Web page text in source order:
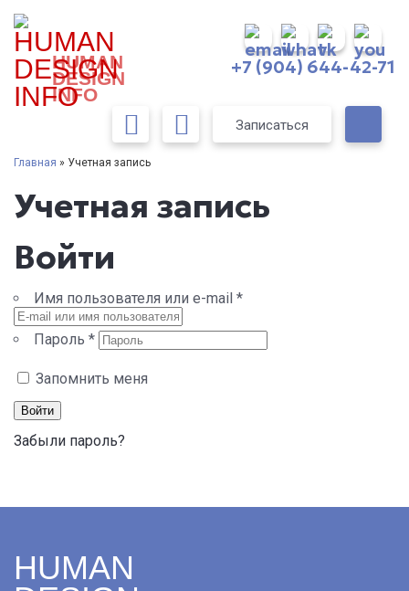
HUMAN
DESIGN
INFO
+7 (904) 644-42-71
Записаться
Главная » Учетная запись
Учетная запись
Войти
Имя пользователя или e-mail *
Пароль *
Запомнить меня
Войти
Забыли пароль?
HUMAN